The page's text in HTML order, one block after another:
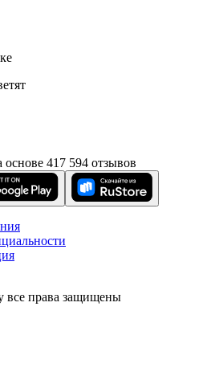
основе 417 594 отзывов
все права защищены